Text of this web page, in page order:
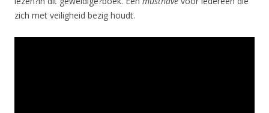
zich met veiligheid bezig houdt.